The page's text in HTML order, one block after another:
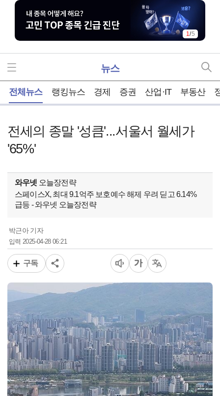
1/5
뉴스
전체뉴스 랭킹뉴스 경제 증권 산업·IT 부동산
전세의 종말 '성큼'...서울서 월세가
'65%'
와우넷 오늘장전략
스페이스X, 최대 9.1억주 보호예수 해제 우려 딛고 6.14%
급등 - 와우넷 오늘장전략
박근아 기자
입력2025-04-28 06:21
구독